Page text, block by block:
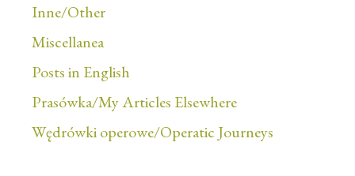
Inne/Other
Miscellanea
Posts in English
Prasówka/My Articles Elsewhere
Wędrówki operowe/Operatic Journeys